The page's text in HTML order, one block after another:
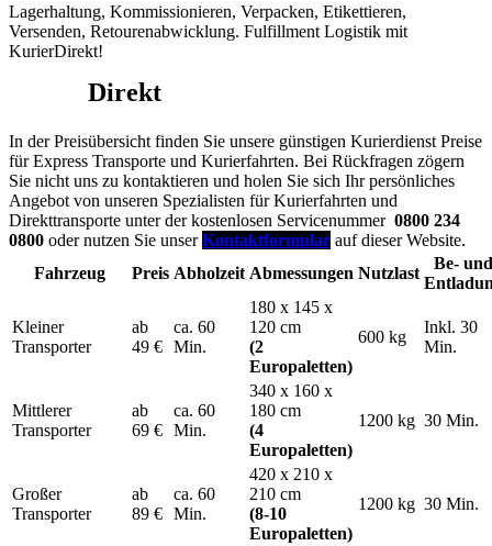
Lagerhaltung, Kommissionieren, Verpacken, Etikettieren,
Versenden, Retourenabwicklung. Fulfillment Logistik mit
KurierDirekt!
Direkt
In der Preisübersicht finden Sie unsere günstigen Kurierdienst Preise
für Express Transporte und Kurierfahrten. Bei Rückfragen zögern
Sie nicht uns zu kontaktieren und holen Sie sich Ihr persönliches
Angebot von unseren Spezialisten für Kurierfahrten und
Direkttransporte unter der kostenlosen Servicenummer 0800 234
0800 oder nutzen Sie unserKontaktformular auf dieser Website.
Fahrzeug
Preis Abholzeit Abmessungen Nutzlast
Be- und
Kleiner
Transporter
ab
49 €
ca. 60
Min.
180 x 145 x
120 cm
(2
Europaletten)
600 kg
Inkl. 30
Min.
Mittlerer
Transporter
ab
69 €
ca. 60
Min.
340 x 160 x
180 cm
(4
Europaletten)
1200 kg 30 Min.
Großer
Transporter
ab
89 €
ca. 60
Min.
420 x 210 x
210 cm
(8-10
Europaletten)
1200 kg 30 Min.